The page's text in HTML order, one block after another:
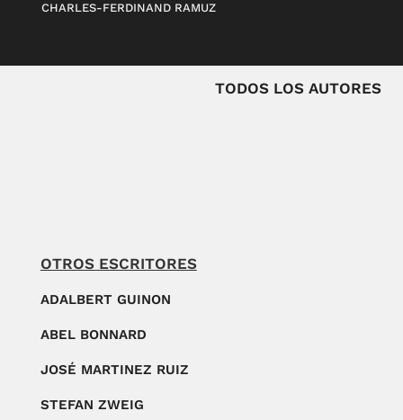
CHARLES-FERDINAND RAMUZ
TODOS LOS AUTORES
OTROS ESCRITORES
ADALBERT GUINON
ABEL BONNARD
JOSÉ MARTINEZ RUIZ
STEFAN ZWEIG